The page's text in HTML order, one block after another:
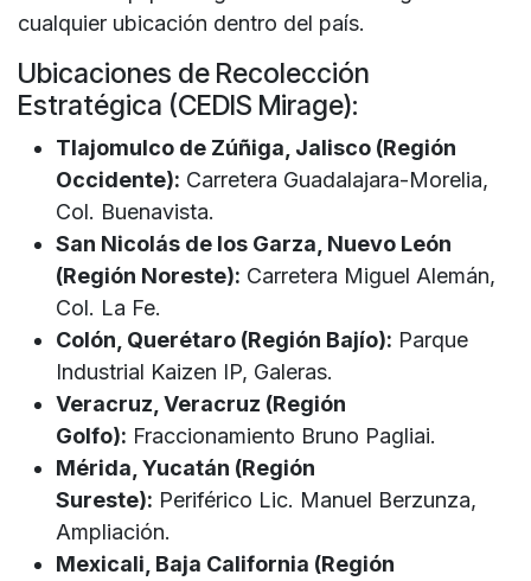
cualquier ubicación dentro del país.
Ubicaciones de Recolección
Estratégica (CEDIS Mirage):
Tlajomulco de Zúñiga, Jalisco (Región
Occidente): Carretera Guadalajara-Morelia,
Col. Buenavista.
San Nicolás de los Garza, Nuevo León
(Región Noreste): Carretera Miguel Alemán,
Col. La Fe.
Colón, Querétaro (Región Bajío): Parque
Industrial Kaizen IP, Galeras.
Veracruz, Veracruz (Región
Golfo): Fraccionamiento Bruno Pagliai.
Mérida, Yucatán (Región
Sureste): Periférico Lic. Manuel Berzunza,
Ampliación.
Mexicali, Baja California (Región